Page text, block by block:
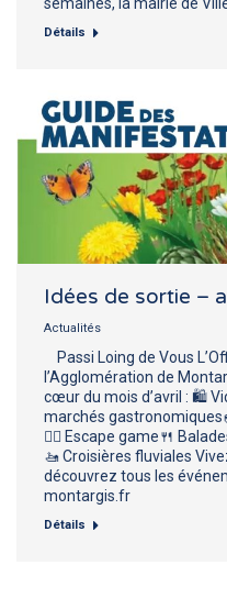
Détails
Idées de sortie –
Actualités
Passi Loing de Vous
l’Agglomération de
cœur du mois d’avril : 🛍
marchés
🕵️‍♂️ Escape game🍴
🚤 Croisières fluviales
découvrez tous les
montargis.fr
Détails